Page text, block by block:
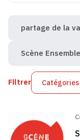
Filtrer Catégories
partage de la
Scène Ensemble